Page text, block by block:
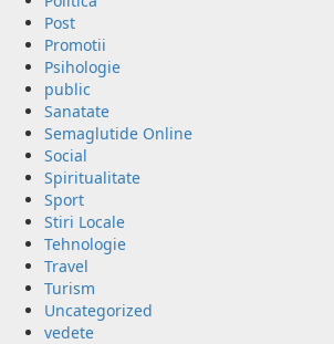
Post
Promotii
Psihologie
public
Sanatate
Semaglutide Online
Social
Spiritualitate
Sport
Stiri Locale
Tehnologie
Travel
Turism
Uncategorized
vedete